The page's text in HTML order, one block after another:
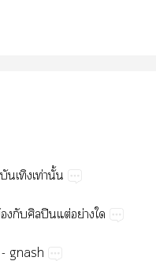
ท่​ั้
ปิ​ต่​ย่​
​gnash